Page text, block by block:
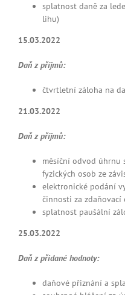
splatnost daně za
lihu)
15.03.2022
Daň zpříjmů:
čtvrtletní záloha na
21.03.2022
Daň zpříjmů:
měsíční odvod úhrnu
fyzických osob ze
elektronické podání
činnosti za
splatnost paušální
25.03.2022
Daň zpřidané hodnoty:
daňové přiznání a